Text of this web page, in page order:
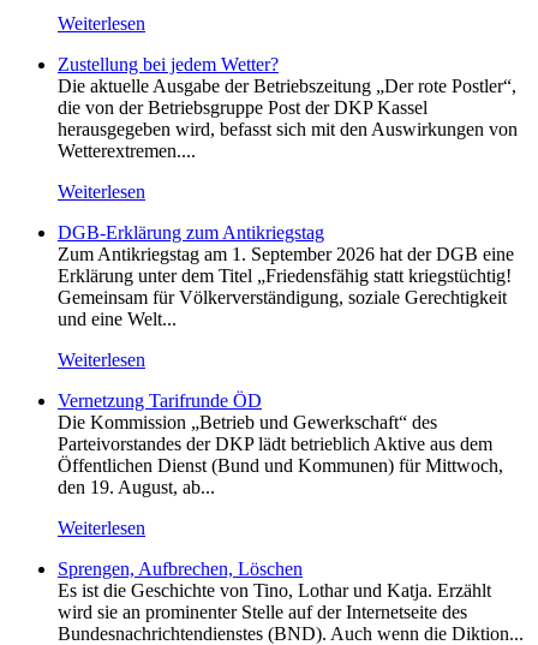
Weiterlesen
Zustellung bei jedem Wetter?
Die aktuelle Ausgabe der Betriebszeitung „Der rote Postler“,
die von der Betriebsgruppe Post der DKP Kassel
herausgegeben wird, befasst sich mit den Auswirkungen von
Wetterextremen....
Weiterlesen
DGB-Erklärung zum Antikriegstag
Zum Antikriegstag am 1. September 2026 hat der DGB eine
Erklärung unter dem Titel „Friedensfähig statt kriegstüchtig!
Gemeinsam für Völkerverständigung, soziale Gerechtigkeit
und eine Welt...
Weiterlesen
Vernetzung Tarifrunde ÖD
Die Kommission „Betrieb und Gewerkschaft“ des
Parteivorstandes der DKP lädt betrieblich Aktive aus dem
Öffentlichen Dienst (Bund und Kommunen) für Mittwoch,
den 19. August, ab...
Weiterlesen
Sprengen, Aufbrechen, Löschen
Es ist die Geschichte von Tino, Lothar und Katja. Erzählt
wird sie an prominenter Stelle auf der Internetseite des
Bundesnachrichtendienstes (BND). Auch wenn die Diktion...